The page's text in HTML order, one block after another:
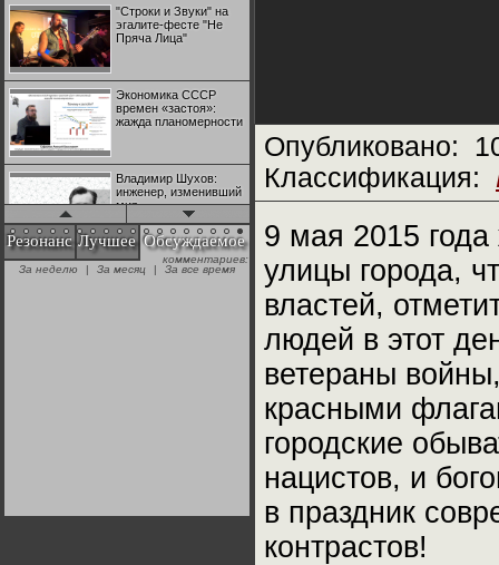
"Строки и Звуки" на
эгалите-фесте "Не
Пряча Лица"
Экономика СССР
времен «застоя»:
жажда планомерности
Владимир Шухов:
инженер, изменивший
мир
"Аркадий Коц" на
эгалите-фесте "Не
Резонанс Лучшее Обсуждаемое
комментариев:
За неделю
| За месяц | За все время
Опубликовано:
Классификация:
9 мая 2015
улицы города,
властей,
людей в этот
ветераны
красными
городские
нацистов, и
в праздник
контрастов!